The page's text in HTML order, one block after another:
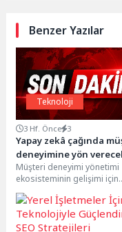
Benzer Yazılar
Teknoloji
3 Hf. Önce 3
Yapay zekâ çağında
deneyimine yön
liderleri MDYD ve Koç
Üniversitesi
Müşteri deneyimi yönetimi
ekosisteminin gelişimi için
çalışmalarını sürdüren
Deneyimi Yönetimi ve
Teknolojileri Derneği
1993...